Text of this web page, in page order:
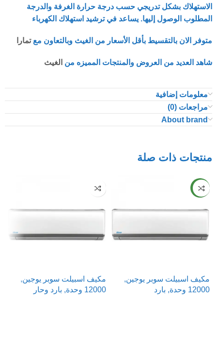
الاستهلاك بشكل تدريجي حسب درجة حرارة الغرفة والدرجة
المطلوب الوصول إليها. يساعد في ترشيد استهلاك الكهرباء
متوفر الان بالتقسيط بأقل الأسعار من الغيث وبالتعاون معتمارا
شاهد العديد من العروض والمنتجات المميزه من الغيث
معلومات إضافية
مراجعات (0)
About brand
منتجات ذات صلة
NEW
مكيف اسبيلت سوبر يوجين,
12000 وحدة, بارد
مكيف اسبيلت سوبر يوجين,
12000 وحدة, بارد وحار